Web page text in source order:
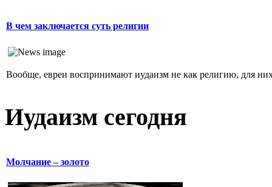
В чем заключается суть религии
Вообще, евреи воспринимают иудаизм не как религию, для
Иудаизм сегодня
Молчание – золото